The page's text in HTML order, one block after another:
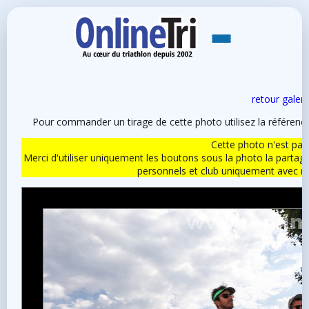
retour
Pour commander un tirage de cette photo utilisez la
Cette photo n'est
Merci d'utiliser uniquement les boutons sous la photo la
personnels et club uniquement avec